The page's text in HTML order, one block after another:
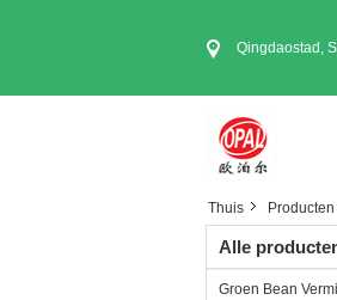
Qingdaostad,
Thuis Producten
Alle
Groen Bean